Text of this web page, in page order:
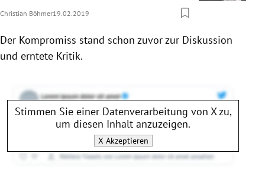
Christian Böhmer19.02.2019
Der Kompromiss stand schon zuvor zur Diskussion
und erntete Kritik.
Stimmen Sie einer Datenverarbeitung von Xzu,
um diesen Inhalt anzuzeigen.
X Akzeptieren